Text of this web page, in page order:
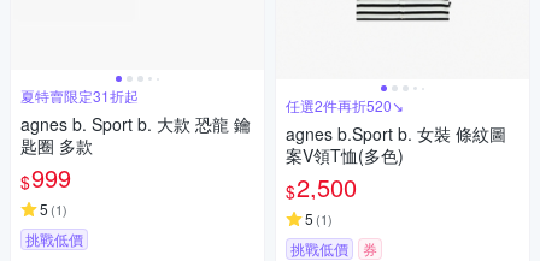
夏特賣限定31折起
agnes b. Sport b. 大款 恐龍 鑰
匙圈 多款
$999
5 (1)
挑戰低價
任選2件再折520↘
agnes b.Sport b. 女裝 條紋圖
案V領T恤(多色)
$2,500
5 (1)
挑戰低價 券